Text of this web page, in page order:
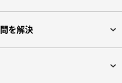
を解決